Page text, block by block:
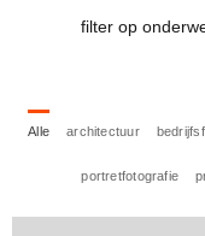
filter op
Alle architectuur
portretfotografie